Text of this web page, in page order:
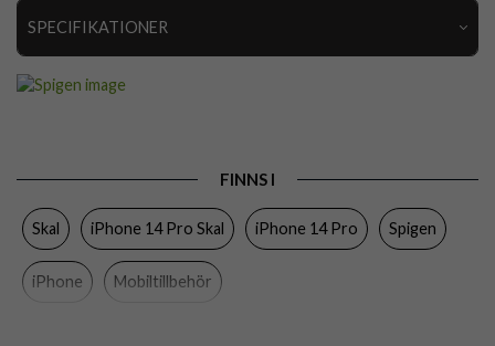
SPECIFIKATIONER
Färg Genomskinlig, Vit
Material
FINNS I
Skal iPhone 14 Pro Skal iPhone 14 Pro Spigen
iPhone Mobiltillbehör